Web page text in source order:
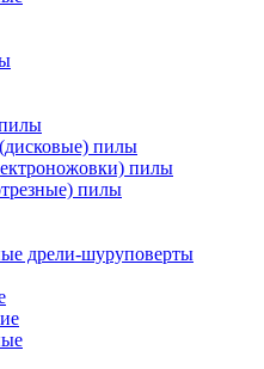
пилы
пилы
пилы
дрели-шуруповерты